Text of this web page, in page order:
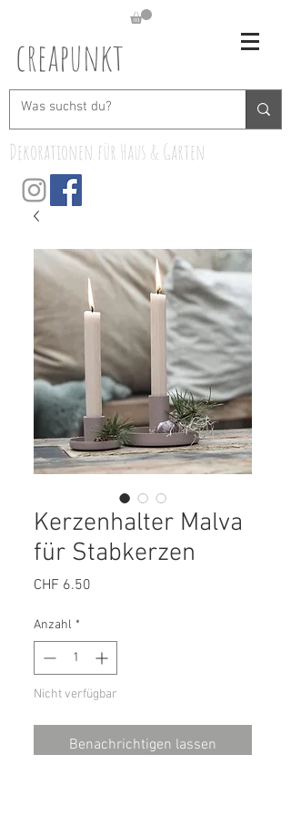
creapunkt
Dekorationen für Haus & Garten
Kerzenhalter Malva
für Stabkerzen
CHF 6.50
Anzahl *
Nicht verfügbar
Benachrichtigen lassen